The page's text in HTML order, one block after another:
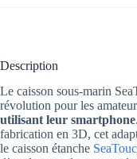
Description
Le caisson sous-marin
révolution pour les
utilisant leur smartphone
fabrication en 3D, cet
le caisson étanche